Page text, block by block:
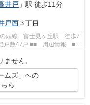
井戸 」駅 徒歩11分
戸西３丁目
せん。
ムズ」への
ら